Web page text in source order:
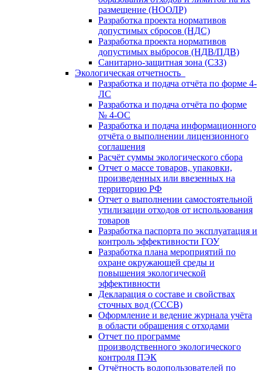
размещение (НООЛР)
Разработка проекта нормативов
допустимых сбросов (НДС)
Разработка проекта нормативов
допустимых выбросов (НДВ/ПДВ)
Санитарно-защитная зона (СЗЗ)
Экологическая отчетность
Разработка и подача отчёта по форме 4-
ЛС
Разработка и подача отчёта по форме
№ 4-ОС
Разработка и подача информационного
отчёта о выполнении лицензионного
соглашения
Расчёт суммы экологического сбора
Отчет о массе товаров, упаковки,
произведенных или ввезенных на
территорию РФ
Отчет о выполнении самостоятельной
утилизации отходов от использования
товаров
Разработка паспорта по эксплуатация и
контроль эффективности ГОУ
Разработка плана мероприятий по
охране окружающей среды и
повышения экологической
эффективности
Декларация о составе и свойствах
сточных вод (СССВ)
Оформление и ведение журнала учёта
в области обращения с отходами
Отчет по программе
производственного экологического
контроля ПЭК
Отчётность водопользователей по